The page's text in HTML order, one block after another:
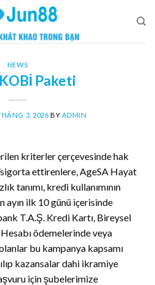
NEWS
Paketi
3, 2026 BY ADMIN
kriterler çerçevesinde hak
ettirenlere, AgeSA Hayat
tanımı, kredi kullanımının
ayın ilk 10 günü içerisinde
T.A.Ş. Kredi Kartı, Bireysel
ödemelerinde veya
bu kampanya kapsamı
kazansalar dahi ikramiye
için şubelerimize